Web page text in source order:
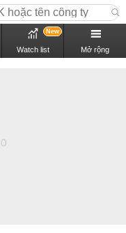
Watch list
New
Mở rộng